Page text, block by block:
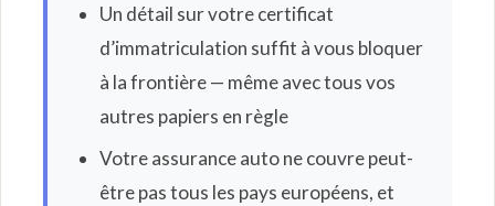
Un détail sur votre certificat
d’immatriculation suffit à vous bloquer
à la frontière — même avec tous vos
autres papiers en règle
Votre assurance auto ne couvre peut-
être pas tous les pays européens, et